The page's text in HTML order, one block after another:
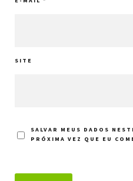
SITE
SALVAR MEUS DADOS
PRÓXIMA VEZ QUE EU